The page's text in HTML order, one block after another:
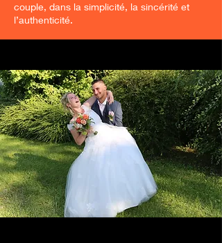
couple, dans la simplicité, la sincérité et
l’authenticité.